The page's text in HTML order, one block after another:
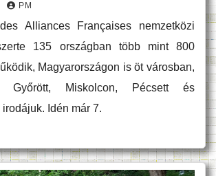
PM
Alliances Françaises nemzetközi
135 országban több mint 800
Magyarországon is öt városban,
Győrött, Miskolcon, Pécsett és
Idén már 7.